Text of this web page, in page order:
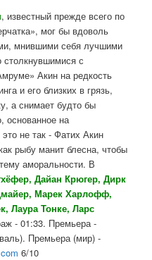
, известный прежде всего по
мог бы вдоволь
мнившими себя лучшими
с
Акин на редкость
и его близких в грязь,
а снимает будто бы
основанное на
не так - Фатих Акин
рыбу манит блесна, чтобы
аморальности. В
Дайан Крюгер, Дирк
Марек Харлофф,
Лаура Тонке, Ларс
- 01:33. Премьера -
Премьера (мир) -
6/10